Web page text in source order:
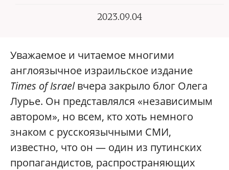
2023.09.04
Уважаемое и читаемое многими
англоязычное израильское издание
Times of Israelвчера закрыло блог Олега
Лурье. Он представлялся «независимым
автором», но всем, кто хоть немного
знаком с русскоязычными СМИ,
известно, что он — один из путинских
пропагандистов, распространяющих